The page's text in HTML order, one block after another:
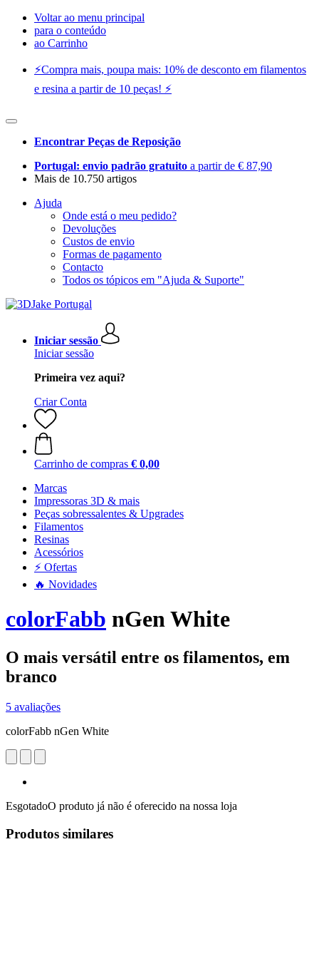
Voltar ao menu principal
para o conteúdo
ao Carrinho
⚡️Compra mais, poupa mais: 10% de desconto em filamentos
e resina a partir de 10 peças! ⚡️
Encontrar Peças de Reposição
Portugal: envio padrão gratuito a partir de € 87,90
Mais de 10.750 artigos
Ajuda
Onde está o meu pedido?
Devoluções
Custos de envio
Formas de pagamento
Contacto
Todos os tópicos em "Ajuda & Suporte"
Iniciar sessão
Iniciar sessão
Primeira vez aqui?
Criar Conta
Carrinho de compras € 0,00
Marcas
Impressoras 3D & mais
Peças sobressalentes & Upgrades
Filamentos
Resinas
Acessórios
⚡ Ofertas
🔥 Novidades
colorFabb nGen White
O mais versátil entre os filamentos, em
branco
5 avaliações
colorFabb nGen White
EsgotadoO produto já não é oferecido na nossa loja
Produtos similares